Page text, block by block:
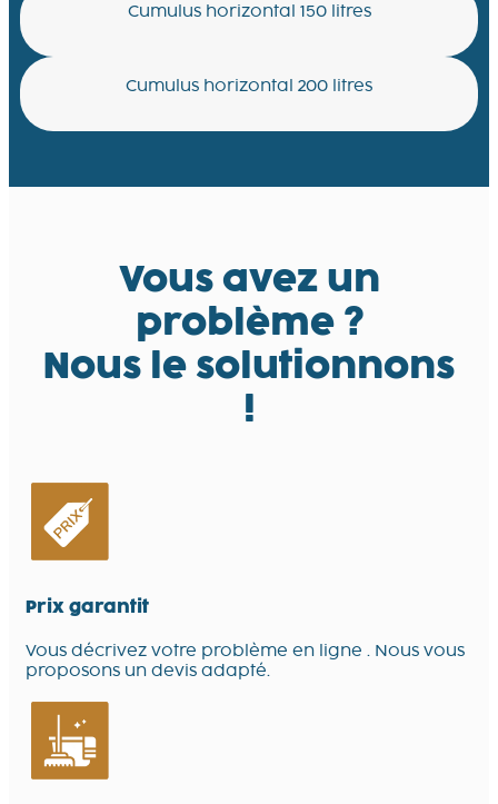
Cumulus horizontal 150 litres
Cumulus horizontal 200 litres
Vous avez un
problème ?
Nous le solutionnons
!
Prix garantit
Vous décrivez votre problème en ligne . Nous vous
proposons un devis adapté.